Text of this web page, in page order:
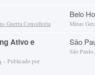
Guerra Consultoria
Belo
Minas
Ativo e
– Publicado por
São
São